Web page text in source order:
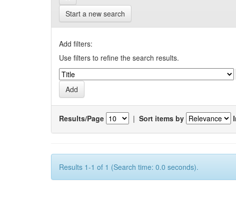
Start a new search
Add filters:
Use filters to refine the search results.
Results/Page | Sort items by
Results 1-1 of 1 (Search time: 0.0 seconds).